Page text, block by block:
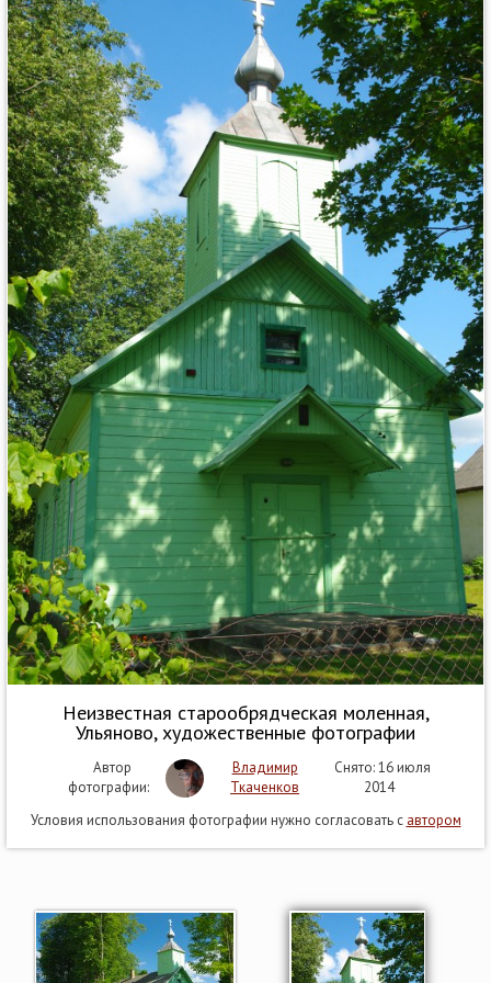
Неизвестная старообрядческая моленная,
Ульяново, художественные фотографии
Автор
фотографии:
Владимир
Ткаченков
Снято: 16 июля
2014
Условия использования фотографии нужно согласовать с автором